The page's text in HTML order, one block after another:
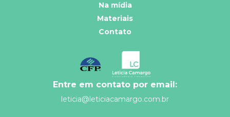
Na mídia
Materiais
Contato
Entre em contato por email:
leticia@leticiacamargo.com.br